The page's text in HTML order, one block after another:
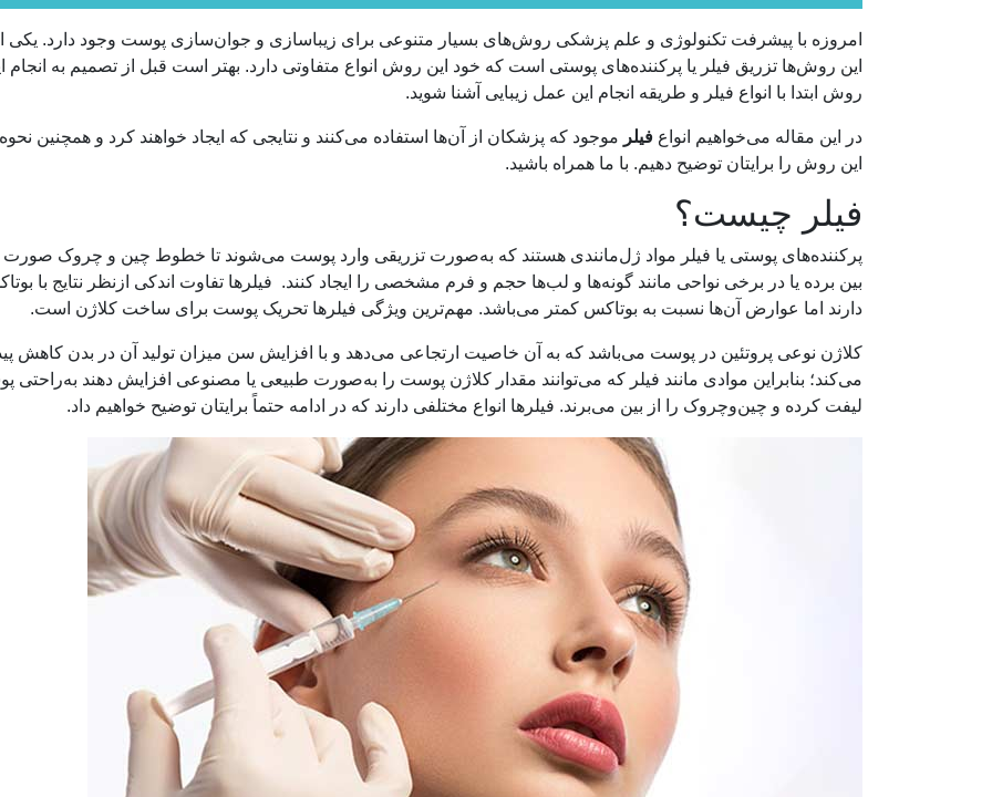
امروزه با پیشرفت تکنولوژی و علم پزشکی روش‌های بسیار متنوعی برای زیباسازی و جوان‌سازی پوست وجود دارد. یکی
این روش‌ها تزریق فیلر یا پرکننده‌های پوستی است که خود این روش انواع متفاوتی دارد. بهتر است قبل از تصمیم به انجام
روش ابتدا با انواع فیلر و طریقه انجام این عمل زیبایی آشنا شوید.
در این مقاله می‌خواهیم انواع فیلر موجود که پزشکان از آن‌ها استفاده می‌کنند و نتایجی که ایجاد خواهند کرد و همچنین نحوه
این روش را برایتان توضیح دهیم. با ما همراه باشید.
فیلر چیست؟
پرکننده‌های پوستی یا فیلر مواد ژل‌مانندی هستند که به‌صورت تزریقی وارد پوست می‌شوند تا خطوط چین‌ و چروک صورت
بین برده یا در برخی نواحی مانند گونه‌ها و لب‌ها حجم و فرم مشخصی را ایجاد کنند. فیلرها تفاوت اندکی ازنظر نتایج با
دارند اما عوارض آن‌ها نسبت به بوتاکس کمتر می‌باشد. مهم‌ترین ویژگی فیلرها تحریک پوست برای ساخت کلاژن است.
کلاژن نوعی پروتئین در پوست می‌باشد که به آن خاصیت ارتجاعی می‌دهد و با افزایش سن میزان تولید آن در بدن کاهش
می‌کند؛ بنابراین موادی مانند فیلر که می‌توانند مقدار کلاژن پوست را به‌صورت طبیعی یا مصنوعی افزایش دهند به‌راحتی
لیفت کرده و چین‌وچروک را از بین می‌برند. فیلرها انواع مختلفی دارند که در ادامه حتماً برایتان توضیح خواهیم داد.